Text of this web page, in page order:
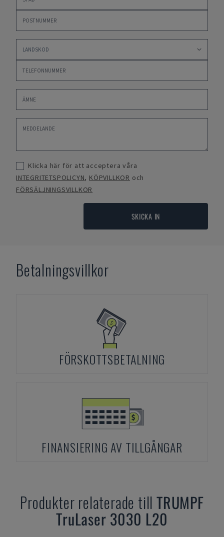
Klicka här för att acceptera våra
INTEGRITETSPOLICYN, KÖPVILLKOR och
FÖRSÄLJNINGSVILLKOR
SKICKA IN
Betalningsvillkor
FÖRSKOTTSBETALNING
FINANSIERING AV TILLGÅNGAR
Produkter relaterade till TRUMPF
TruLaser 3030 L20